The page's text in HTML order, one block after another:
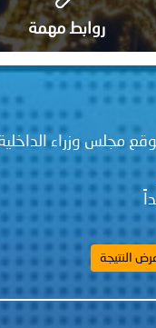
روابط مهمة
مجلس وزراء